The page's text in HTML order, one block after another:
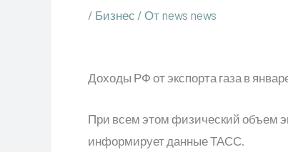
/ Бизнес / От news news
Доходы РФ от экспорта газа в
При всем этом физический объем
информирует данные ТАСС.